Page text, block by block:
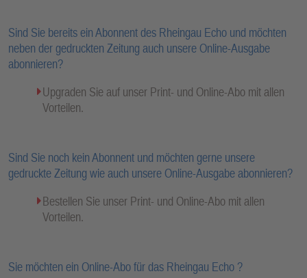
Sind Sie bereits ein Abonnent des Rheingau Echo und möchten
neben der gedruckten Zeitung auch unsere Online-Ausgabe
abonnieren?
Upgraden Sie auf unser Print- und Online-Abo mit allen
Vorteilen.
Sind Sie noch kein Abonnent und möchten gerne unsere
gedruckte Zeitung wie auch unsere Online-Ausgabe abonnieren?
Bestellen Sie unser Print- und Online-Abo mit allen
Vorteilen.
Sie möchten ein Online-Abo für das Rheingau Echo ?